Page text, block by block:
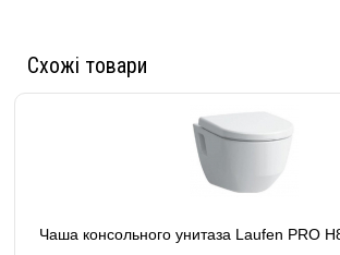
Схожі товари
Чаша консольного унитаза Laufen PRO